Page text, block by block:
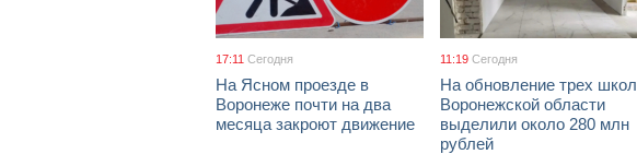
17:11 Сегодня
На Ясном проезде в
Воронеже почти на два
месяца закроют движение
11:19 Сегодня
На обновление трех школ
Воронежской области
выделили около 280 млн
рублей